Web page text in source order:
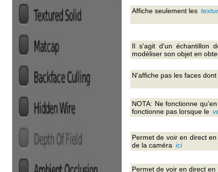
Affiche seulement les
N'affiche pas les faces
Permet de voir en direct en
Permet de voir en direct
de la caméra ici
NOTA: Ne fonctionne
fonctionne pas lorsque le
Il s'agit d'un échantillon
modéliser son objet en